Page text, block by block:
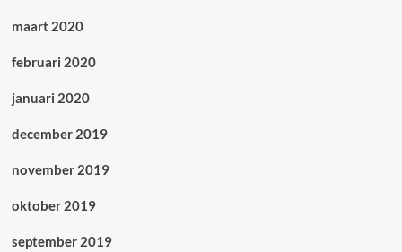
maart 2020
februari 2020
januari 2020
december 2019
november 2019
oktober 2019
september 2019